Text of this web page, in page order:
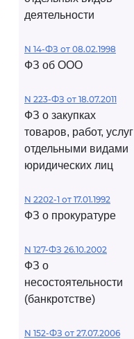
деятельности
N 14-ФЗ от 08.02.1998
ФЗ об ООО
N 223-ФЗ от 18.07.2011
ФЗ о закупках
товаров, работ, услуг
отдельными видами
юридических лиц
N 2202-1 от 17.01.1992
ФЗ о прокуратуре
N 127-ФЗ 26.10.2002
ФЗ о
несостоятельности
(банкротстве)
N 152-ФЗ от 27.07.2006